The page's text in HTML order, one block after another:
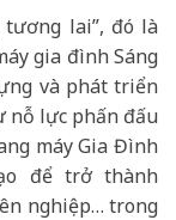
tương lai”, đó là
gia đình Sáng
và phát triển
nỗ lực phấn đấu
máy Gia Đình
để trở thành
nghiệp… trong